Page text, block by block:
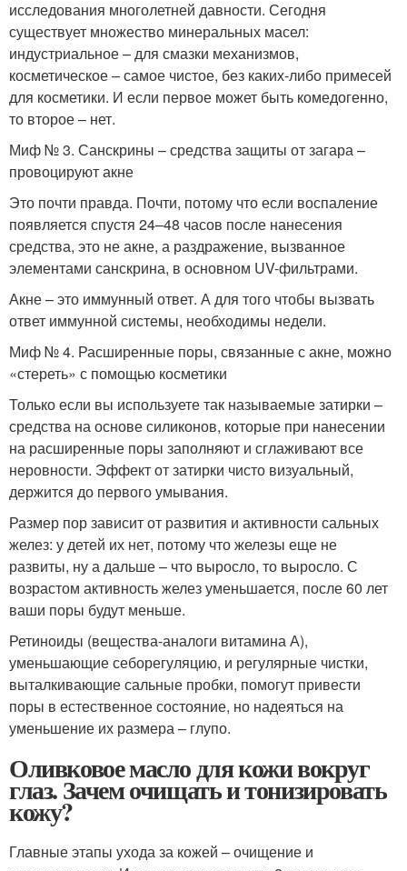
исследования многолетней давности. Сегодня
существует множество минеральных масел:
индустриальное – для смазки механизмов,
косметическое – самое чистое, без каких-либо примесей
для косметики. И если первое может быть комедогенно,
то второе – нет.
Миф № 3. Санскрины – средства защиты от загара –
провоцируют акне
Это почти правда. Почти, потому что если воспаление
появляется спустя 24–48 часов после нанесения
средства, это не акне, а раздражение, вызванное
элементами санскрина, в основном UV-фильтрами.
Акне – это иммунный ответ. А для того чтобы вызвать
ответ иммунной системы, необходимы недели.
Миф № 4. Расширенные поры, связанные с акне, можно
«стереть» с помощью косметики
Только если вы используете так называемые затирки –
средства на основе силиконов, которые при нанесении
на расширенные поры заполняют и сглаживают все
неровности. Эффект от затирки чисто визуальный,
держится до первого умывания.
Размер пор зависит от развития и активности сальных
желез: у детей их нет, потому что железы еще не
развиты, ну а дальше – что выросло, то выросло. С
возрастом активность желез уменьшается, после 60 лет
ваши поры будут меньше.
Ретиноиды (вещества-аналоги витамина А),
уменьшающие себорегуляцию, и регулярные чистки,
выталкивающие сальные пробки, помогут привести
поры в естественное состояние, но надеяться на
уменьшение их размера – глупо.
Оливковое масло для кожи вокруг
глаз. Зачем очищать и тонизировать
кожу?
Главные этапы ухода за кожей – очищение и